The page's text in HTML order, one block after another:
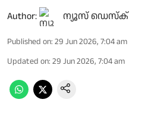
Author: ന്യൂസ് ഡെസ്ക്
Published on: 29 Jun 2026, 7:04 am
Updated on: 29 Jun 2026, 7:04 am